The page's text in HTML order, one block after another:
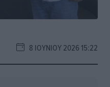
8 ΙΟΥΝΊΟΥ 2026 15:22